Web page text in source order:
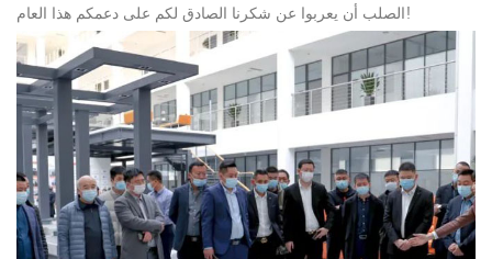
الصلب أن يعربوا عن شكرنا الصادق لكم على دعمكم هذا العام!